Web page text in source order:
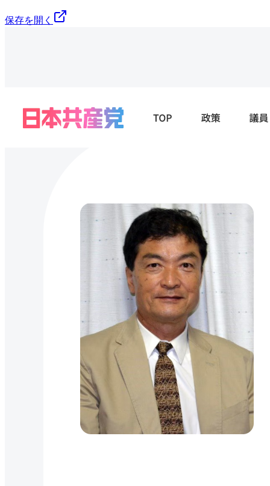
保存を開く